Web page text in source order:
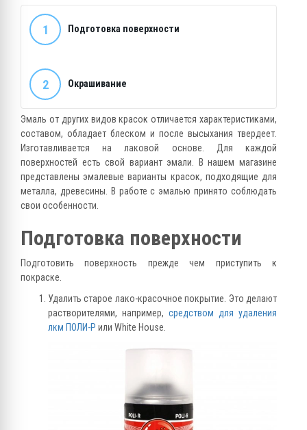
1 Подготовка поверхности
2 Окрашивание
Эмаль от других видов красок отличается характеристиками,
составом, обладает блеском и после высыхания твердеет.
Изготавливается на лаковой основе. Для каждой
поверхностей есть свой вариант эмали. В нашем магазине
представлены эмалевые варианты красок, подходящие для
металла, древесины. В работе с эмалью принято соблюдать
свои особенности.
Подготовка поверхности
Подготовить поверхность прежде чем приступить к
покраске.
Удалить старое лако-красочное покрытие. Это делают
растворителями, например, средством для удаления
лкм ПОЛИ-Р или White House.